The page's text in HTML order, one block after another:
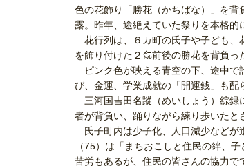
色の花飾り「勝花（かちばな）」を
露。昨年、途絶えていた祭りを本格的
花行列は、６カ町の氏子や子ども、
を飾り付けた２㍍前後の勝花を背負っ
ピンク色が映える青空の下、途中で
び、金運、学業成就の「開運銭」も配
三河国吉田名蹤（めいしょう）綜録
者が背負い、踊りながら練り歩いたと
氏子町内は少子化、人口減少などが
（75）は「まちおこしと住民の絆、
苦労もあるが、住民の皆さんの協力で